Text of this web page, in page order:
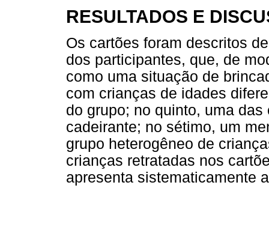
RESULTADOS E
Os cartões foram descritos
dos participantes, que, de
como uma situação de
com crianças de idades
do grupo; no quinto, uma
cadeirante; no sétimo, um
grupo heterogêneo de
crianças retratadas nos
apresenta sistematicamente